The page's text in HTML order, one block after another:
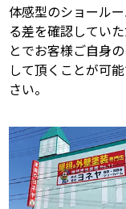
スタッフ紹介
スタッフブログ
ヨネヤがお客様から選ば
理由
体感型のショール
る差を確認してい
とでお客様ご自身
して頂くことが可
さい。